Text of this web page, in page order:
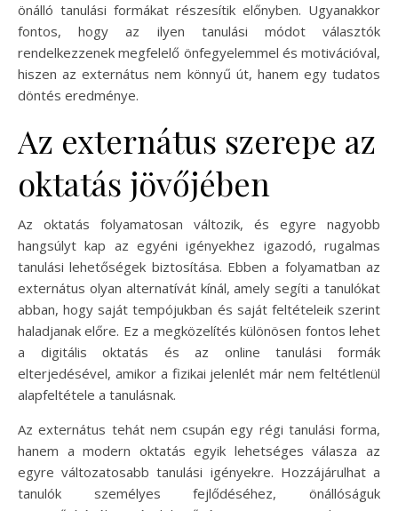
önálló tanulási formákat részesítik előnyben. Ugyanakkor
fontos, hogy az ilyen tanulási módot választók
rendelkezzenek megfelelő önfegyelemmel és motivációval,
hiszen az externátus nem könnyű út, hanem egy tudatos
döntés eredménye.
Az externátus szerepe az
oktatás jövőjében
Az oktatás folyamatosan változik, és egyre nagyobb
hangsúlyt kap az egyéni igényekhez igazodó, rugalmas
tanulási lehetőségek biztosítása. Ebben a folyamatban az
externátus olyan alternatívát kínál, amely segíti a tanulókat
abban, hogy saját tempójukban és saját feltételeik szerint
haladjanak előre. Ez a megközelítés különösen fontos lehet
a digitális oktatás és az online tanulási formák
elterjedésével, amikor a fizikai jelenlét már nem feltétlenül
alapfeltétele a tanulásnak.
Az externátus tehát nem csupán egy régi tanulási forma,
hanem a modern oktatás egyik lehetséges válasza az
egyre változatosabb tanulási igényekre. Hozzájárulhat a
tanulók személyes fejlődéséhez, önállóságuk